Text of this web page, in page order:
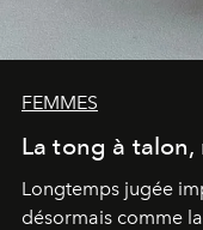
FEMMES
La tong à talon,
Longtemps jugée
désormais comme